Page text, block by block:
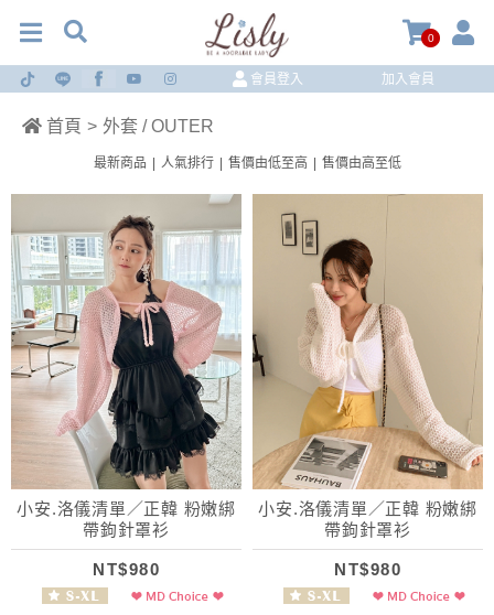
0
會員登入 加入會員
首頁 > 外套 / OUTER
最新商品 人氣排行 售價由低至高 售價由高至低
小安.洛儀清單／正韓 粉嫩綁
帶鉤針罩衫
NT$980
小安.洛儀清單／正韓 粉嫩綁
帶鉤針罩衫
NT$980